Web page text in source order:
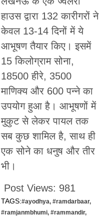
हाउस द्वारा 132 कारीगरों ने
केवल 13-14 दिनों में ये
आभूषण तैयार किए। इसमें
15 किलोग्राम सोना,
18500 हीरे, 3500
माणिक्य और 600 पन्ने का
उपयोग हुआ है। आभूषणों में
मुकुट से लेकर पायल तक
सब कुछ शामिल है, साथ ही
एक सोने का धनुष और तीर
भी।
Post Views: 981
TAGS:#ayodhya, #ramdarbaar,
#ramjanmbhumi, #rammandir,